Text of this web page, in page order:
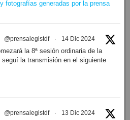
fotografías generadas por la prensa
@prensalegistdf · 14 Dic 2024
la 8ª sesión ordinaria de la
seguí la transmisión en el siguiente
@prensalegistdf · 13 Dic 2024